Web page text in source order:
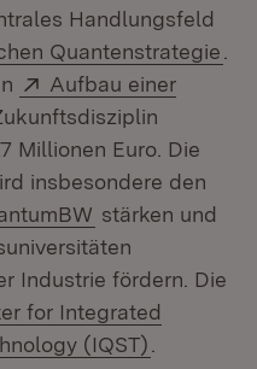
Handlungsfeld
Quantenstrategie
Extern:
Aufbau einer
neuem Fenster)
Millionen Euro. Die
insbesondere den
(Öffnet in
stärken und
Industrie fördern. Die
for Integrated
(IQST)